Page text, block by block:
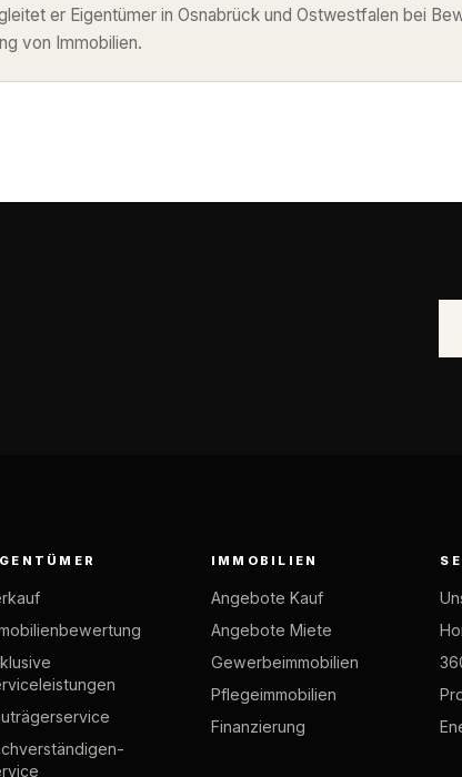
er Eigentümer in Osnabrück und Ostwestfalen bei
von Immobilien.
IMMOBILIEN
Angebote Kauf
Angebote Miete
Gewerbeimmobilien
Pflegeimmobilien
Finanzierung